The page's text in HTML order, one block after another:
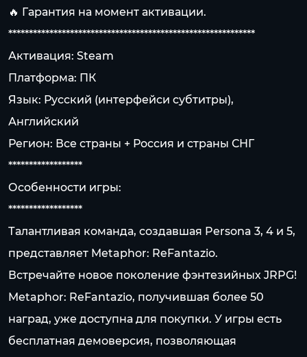
🔥 Гарантия на момент активации.
************************************************************
Активация: Steam
Платформа: ПК
Язык: Русский (интерфейси субтитры),
Английский
Регион: Все страны + Россия и страны СНГ
******************
Особенности игры:
******************
Талантливая команда, создавшая Persona 3, 4 и 5,
представляет Metaphor: ReFantazio.
Встречайте новое поколение фэнтезийных JRPG!
Metaphor: ReFantazio, получившая более 50
наград, уже доступна для покупки. У игры есть
бесплатная демоверсия, позволяющая